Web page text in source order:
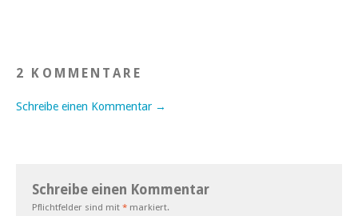
2 KOMMENTARE
Schreibe einen Kommentar →
Schreibe einen Kommentar
Pflichtfelder sind mit * markiert.